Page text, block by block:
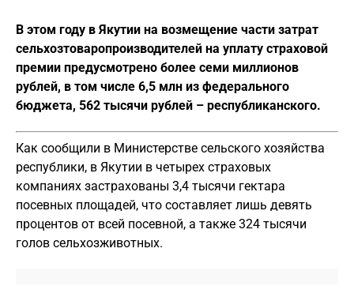
В этом году в Якутии на возмещение части затрат
сельхозтоваропроизводителей на уплату страховой
премии предусмотрено более семи миллионов
рублей, в том числе 6,5 млн из федерального
бюджета, 562 тысячи рублей – республиканского.
Как сообщили в Министерстве сельского хозяйства
республики, в Якутии в четырех страховых
компаниях застрахованы 3,4 тысячи гектара
посевных площадей, что составляет лишь девять
процентов от всей посевной, а также 324 тысячи
голов сельхозживотных.